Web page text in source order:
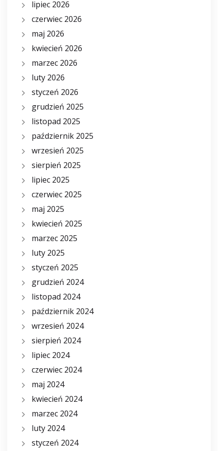
lipiec 2026
czerwiec 2026
maj 2026
kwiecień 2026
marzec 2026
luty 2026
styczeń 2026
grudzień 2025
listopad 2025
październik 2025
wrzesień 2025
sierpień 2025
lipiec 2025
czerwiec 2025
maj 2025
kwiecień 2025
marzec 2025
luty 2025
styczeń 2025
grudzień 2024
listopad 2024
październik 2024
wrzesień 2024
sierpień 2024
lipiec 2024
czerwiec 2024
maj 2024
kwiecień 2024
marzec 2024
luty 2024
styczeń 2024